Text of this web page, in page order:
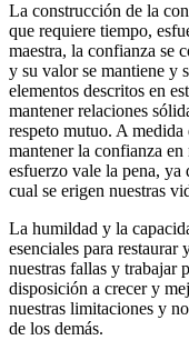
La construcción de la
que requiere tiempo,
maestra, la confianza se
y su valor se mantiene y
elementos descritos en
mantener relaciones
respeto mutuo. A
mantener la confianza en
esfuerzo vale la pena, ya
cual se erigen nuestras
La humildad y la
esenciales para
nuestras fallas y trabajar
disposición a crecer y
nuestras limitaciones y
de los demás.